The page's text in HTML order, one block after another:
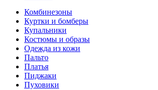
Комбинезоны
Куртки и бомберы
Купальники
Костюмы и образы
Одежда из кожи
Пальто
Платья
Пиджаки
Пуховики